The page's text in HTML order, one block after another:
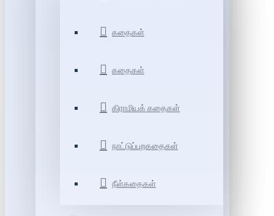
கதைகள்
கதைகள்
கிராமியக் கதைகள்
நாட்டுப்புறகதைகள்
நீள்கதைகள்